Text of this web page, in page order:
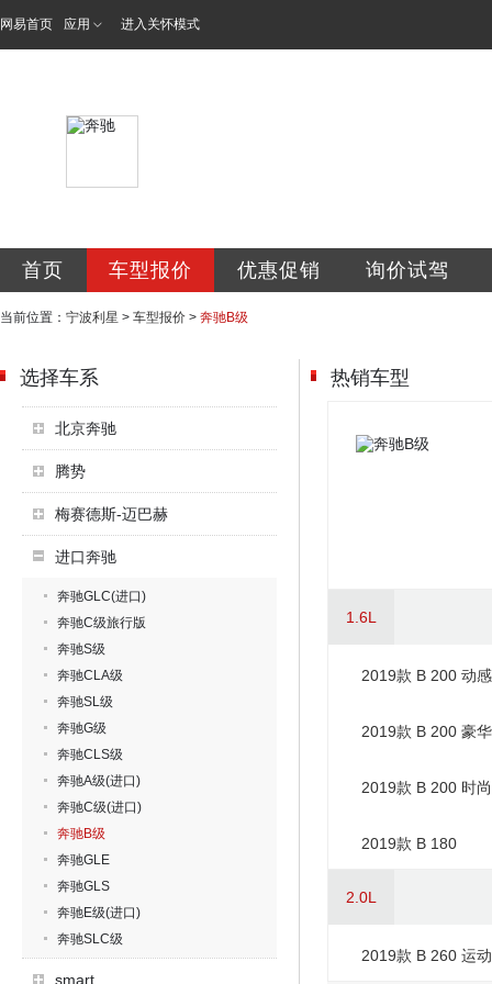
网易首页 应用 进入关怀模式
首页 车型报价 优惠促销 询价试驾
当前位置： 宁波利星 > 车型报价 > 奔驰B级
选择车系
北京奔驰
腾势
梅赛德斯-迈巴赫
进口奔驰
奔驰GLC(进口)
奔驰C级旅行版
奔驰S级
奔驰CLA级
奔驰SL级
奔驰G级
奔驰CLS级
奔驰A级(进口)
奔驰C级(进口)
奔驰B级
奔驰GLE
奔驰GLS
奔驰E级(进口)
奔驰SLC级
smart
热销车型
1.6L
2019款 B 200 动
2019款 B 200 豪
2019款 B 200 时
2019款 B 180
2.0L
2019款 B 260 运